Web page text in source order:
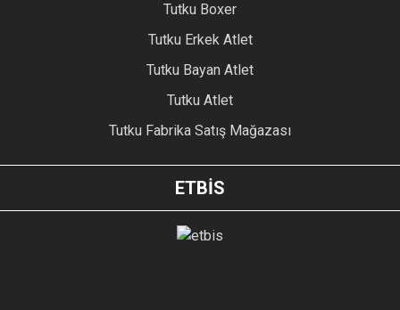
Tutku Boxer
Tutku Erkek Atlet
Tutku Bayan Atlet
Tutku Atlet
Tutku Fabrika Satış Mağazası
ETBİS